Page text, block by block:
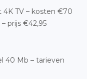
TV – kosten €70
prijs €42,95
40 Mb – tarieven